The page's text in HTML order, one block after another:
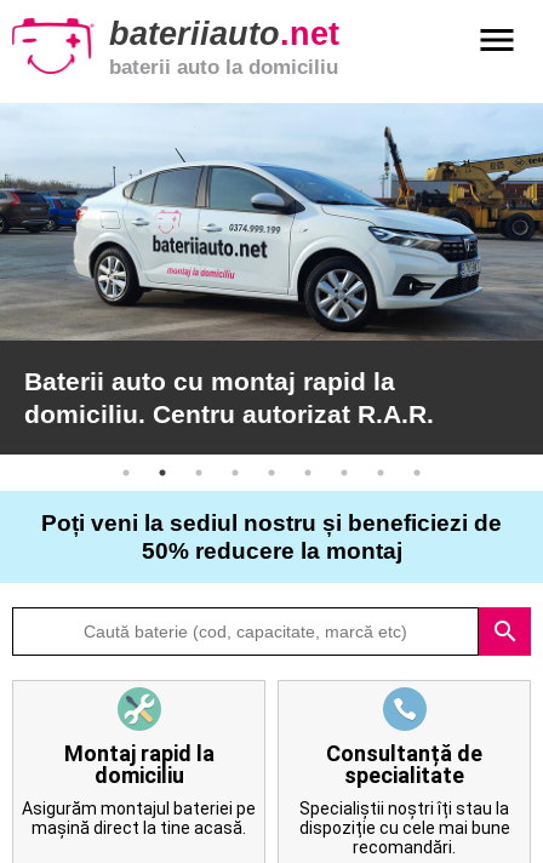
bateriiauto.net
baterii auto la domiciliu
menu
Baterii
moto
Baterii
de
camion
Articole
Despre
Contact
Baterii auto cu montaj rapid la
domiciliu. Centru autorizat R.A.R.
Poți veni la sediul nostru și beneficiezi de
50% reducere la montaj
search
Montaj rapid la
domiciliu
Asigurăm montajul bateriei pe
mașină direct la tine acasă.
Consultanță de
specialitate
Specialiștii noștri îți stau la
dispoziție cu cele mai bune
recomandări.